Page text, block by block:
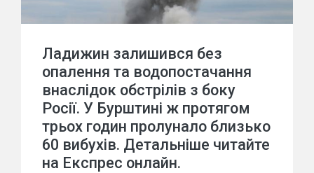
Ладижин залишився без
опалення та водопостачання
внаслідок обстрілів з боку
Росії. У Бурштині ж протягом
трьох годин пролунало близько
60 вибухів. Детальніше читайте
на Експрес онлайн.